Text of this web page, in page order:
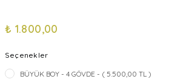
₺ 1.800,00
Seçenekler
BÜYÜK BOY - 4 GÖVDE - ( 5.500,00 TL )